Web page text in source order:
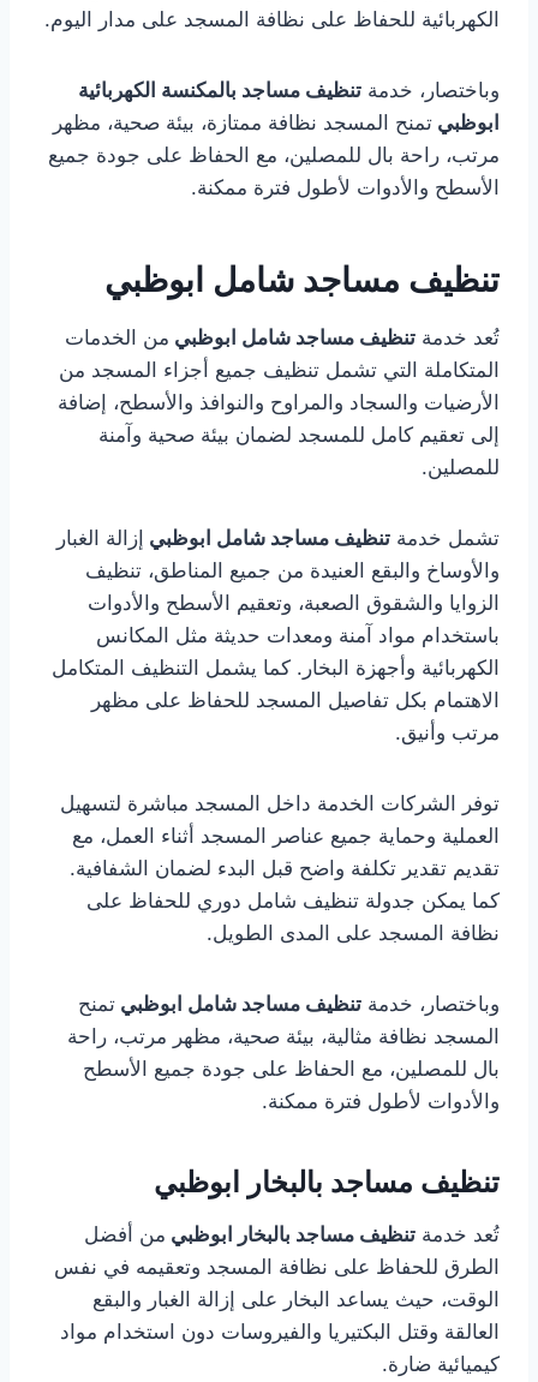
الكهربائية للحفاظ على نظافة المسجد على مدار اليوم.
وباختصار، خدمة تنظيف مساجد بالمكنسة الكهربائية
ابوظبي تمنح المسجد نظافة ممتازة، بيئة صحية، مظهر
مرتب، راحة بال للمصلين، مع الحفاظ على جودة جميع
الأسطح والأدوات لأطول فترة ممكنة.
تنظيف مساجد شامل ابوظبي
تُعد خدمة تنظيف مساجد شامل ابوظبي من الخدمات
المتكاملة التي تشمل تنظيف جميع أجزاء المسجد من
الأرضيات والسجاد والمراوح والنوافذ والأسطح، إضافة
إلى تعقيم كامل للمسجد لضمان بيئة صحية وآمنة
للمصلين.
تشمل خدمة تنظيف مساجد شامل ابوظبي إزالة الغبار
والأوساخ والبقع العنيدة من جميع المناطق، تنظيف
الزوايا والشقوق الصعبة، وتعقيم الأسطح والأدوات
باستخدام مواد آمنة ومعدات حديثة مثل المكانس
الكهربائية وأجهزة البخار. كما يشمل التنظيف المتكامل
الاهتمام بكل تفاصيل المسجد للحفاظ على مظهر
مرتب وأنيق.
توفر الشركات الخدمة داخل المسجد مباشرة لتسهيل
العملية وحماية جميع عناصر المسجد أثناء العمل، مع
تقديم تقدير تكلفة واضح قبل البدء لضمان الشفافية.
كما يمكن جدولة تنظيف شامل دوري للحفاظ على
نظافة المسجد على المدى الطويل.
وباختصار، خدمة تنظيف مساجد شامل ابوظبي تمنح
المسجد نظافة مثالية، بيئة صحية، مظهر مرتب، راحة
بال للمصلين، مع الحفاظ على جودة جميع الأسطح
والأدوات لأطول فترة ممكنة.
تنظيف مساجد بالبخار ابوظبي
تُعد خدمة تنظيف مساجد بالبخار ابوظبي من أفضل
الطرق للحفاظ على نظافة المسجد وتعقيمه في نفس
الوقت، حيث يساعد البخار على إزالة الغبار والبقع
العالقة وقتل البكتيريا والفيروسات دون استخدام مواد
كيميائية ضارة.